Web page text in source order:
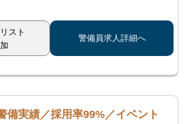
スト
警備員求人詳細へ
備実績／採用率99%／イベント